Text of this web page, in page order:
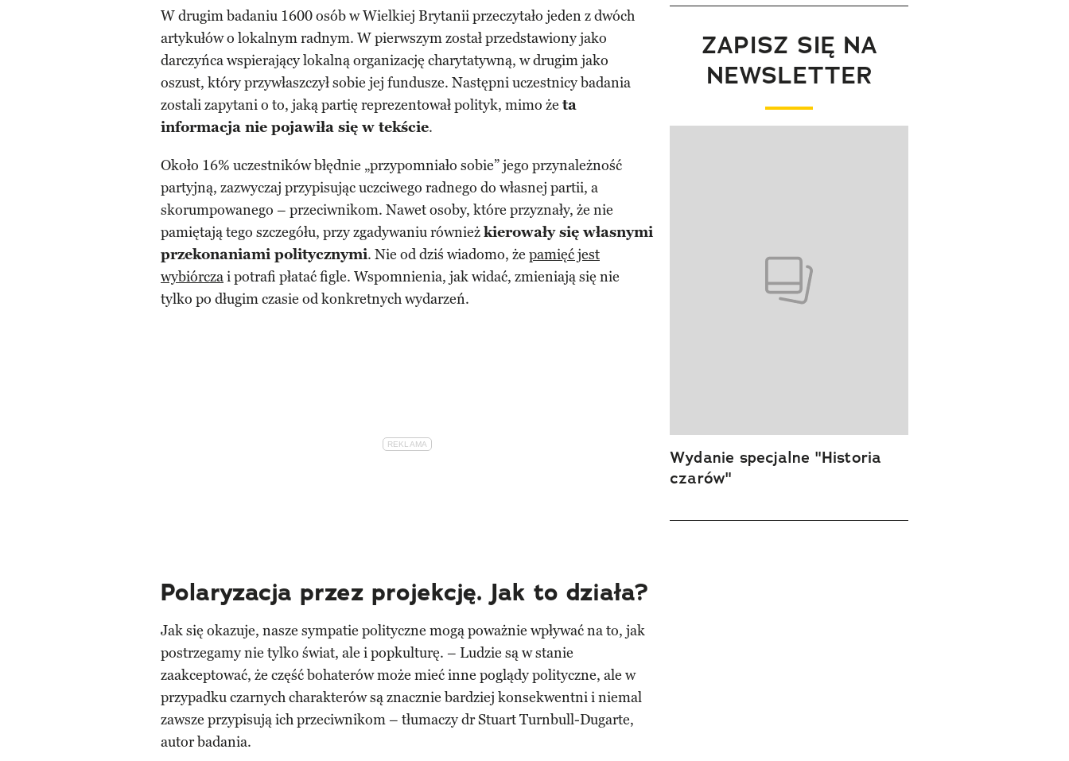
W drugim badaniu 1600 osób w Wielkiej Brytanii przeczytało jeden z dwóch
artykułów o lokalnym radnym. W pierwszym został przedstawiony jako
darczyńca wspierający lokalną organizację charytatywną, w drugim jako
oszust, który przywłaszczył sobie jej fundusze. Następni uczestnicy badania
zostali zapytani o to, jaką partię reprezentował polityk, mimo że ta
informacja nie pojawiła się w tekście.
Około 16% uczestników błędnie „przypomniało sobie” jego przynależność
partyjną, zazwyczaj przypisując uczciwego radnego do własnej partii, a
skorumpowanego – przeciwnikom. Nawet osoby, które przyznały, że nie
pamiętają tego szczegółu, przy zgadywaniu równieżkierowały się własnymi
przekonaniami politycznymi. Nie od dziś wiadomo, że pamięć jest
wybiórczai potrafi płatać figle. Wspomnienia, jak widać, zmieniają się nie
tylko po długim czasie od konkretnych wydarzeń.
Polaryzacja przez projekcję. Jak to działa?
Jak się okazuje, nasze sympatie polityczne mogą poważnie wpływać na to, jak
postrzegamy nie tylko świat, ale i popkulturę. – Ludzie są w stanie
zaakceptować, że część bohaterów może mieć inne poglądy polityczne, ale w
przypadku czarnych charakterów są znacznie bardziej konsekwentni i niemal
zawsze przypisują ich przeciwnikom – tłumaczy dr Stuart Turnbull-Dugarte,
autor badania.
ZAPISZ SIĘ NA
NEWSLETTER
Wydanie specjalne "Historia
czarów"